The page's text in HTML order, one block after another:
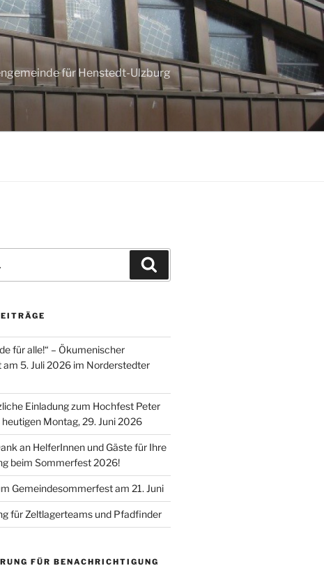
für Henstedt-Ulzburg
für alle!“ – Ökumenischer
am 5. Juli 2026 im Norderstedter
Einladung zum Hochfest Peter
heutigen Montag, 29. Juni 2026
an HelferInnen und Gäste für Ihre
beim Sommerfest 2026!
Gemeindesommerfest am 21. Juni
für Zeltlagerteams und Pfadfinder
FÜR BENACHRICHTIGUNG